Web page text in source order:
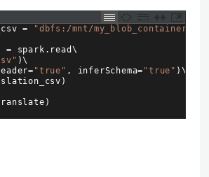
= "dbfs:/mnt/my_blob_container/
= spark . read \
)\
= "true" , inferSchema= "true" ) \
)
)